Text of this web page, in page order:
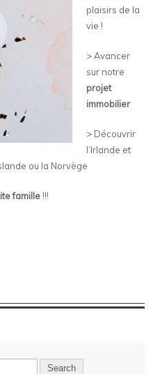
plaisirs de la
vie !
> Avancer
sur notre
projet
immobilier
> Découvrir
l’Irlande et
ou la Norvège
famille !!!